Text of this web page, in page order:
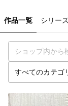
作品一覧 シリー